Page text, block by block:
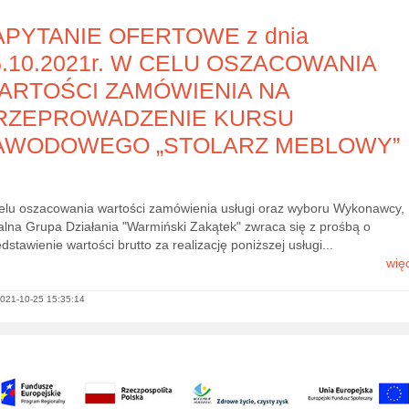
OFERTOWE z dnia
W CELU OSZACOWANIA
ZAMÓWIENIA NA
KURSU
„STOLARZ MEBLOWY”
oszacowania wartości zamówienia usługi oraz wyboru Wykonawcy,
Grupa Działania "Warmiński Zakątek" zwraca się z prośbą o
wartości brutto za realizację poniższej usługi...
10-25 15:35:14
18°C 19°C 19°C 20°C 21°C 21°C 21°C